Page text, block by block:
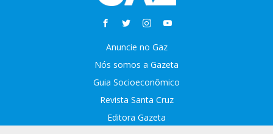
Anuncie no Gaz
Nós somos a Gazeta
Guia Socioeconômico
Revista Santa Cruz
Editora Gazeta